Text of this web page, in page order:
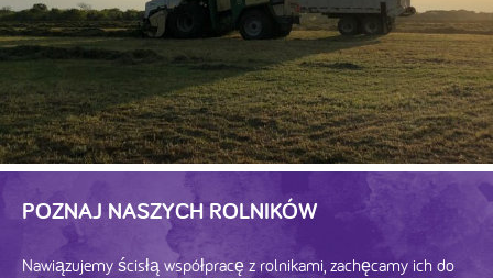
POZNAJ NASZYCH ROLNIKÓW
Nawiązujemy ścisłą współpracę z rolnikami, zachęcamy ich do